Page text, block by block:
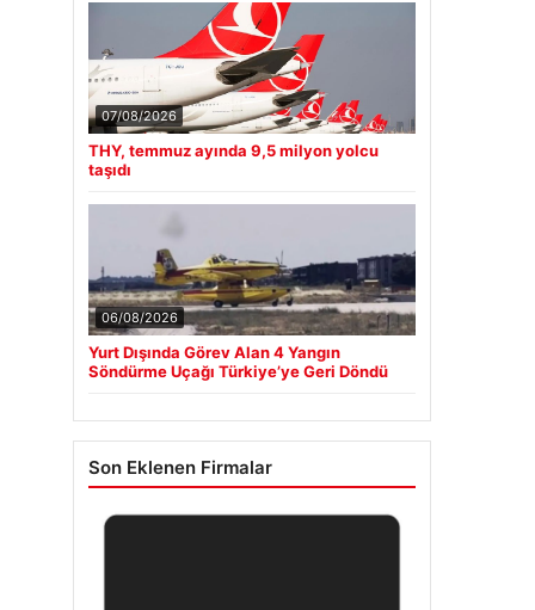
07/08/2026
THY, temmuz ayında 9,5 milyon yolcu
taşıdı
06/08/2026
Yurt Dışında Görev Alan 4 Yangın
Söndürme Uçağı Türkiye’ye Geri Döndü
Son Eklenen Firmalar